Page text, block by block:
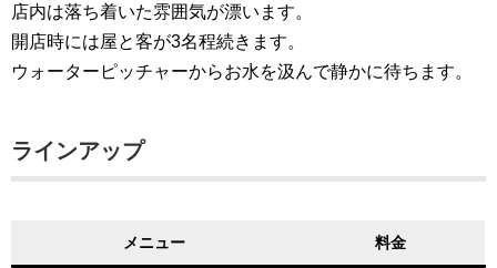
店内は落ち着いた雰囲気が漂います。
開店時には屋と客が3名程続きます。
ウォーターピッチャーからお水を汲んで静かに待ちます。
ラインアップ
メニュー 料金